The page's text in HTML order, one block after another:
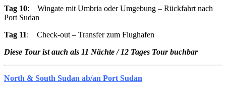
Tag 10: Wingate mit Umbria oder Umgebung – Rückfahrt nach
Port Sudan
Tag 11: Check-out – Transfer zum Flughafen
Diese Tour ist auch als 11 Nächte / 12 Tages Tour buchbar
North & South Sudan ab/an Port Sudan